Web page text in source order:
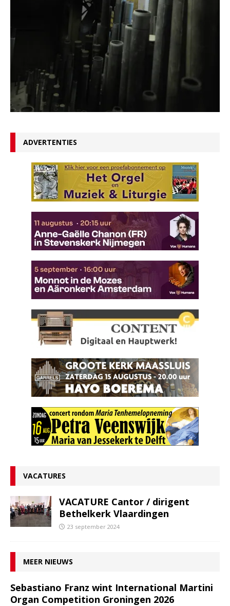
ADVERTENTIES
VACATURES
VACATURE Cantor / dirigent
Bethelkerk Vlaardingen
23 september 2024
MEER NIEUWS
Sebastiano Franz wint International Martini
Organ Competition Groningen 2026